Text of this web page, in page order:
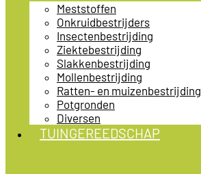
Meststoffen
Onkruidbestrijders
Insectenbestrijding
Ziektebestrijding
Slakkenbestrijding
Mollenbestrijding
Ratten- en muizenbestrijding
Potgronden
Diversen
TUINGEREEDSCHAP